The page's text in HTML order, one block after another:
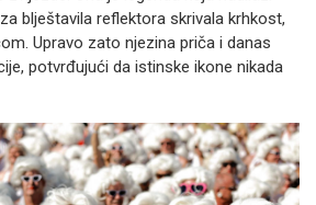
blještavila reflektora skrivala krhkost,
Upravo zato njezina priča i danas
potvrđujući da istinske ikone nikada